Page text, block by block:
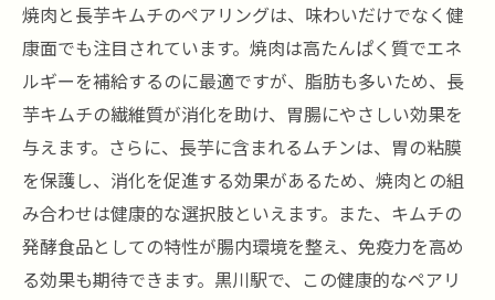
焼肉と長芋キムチのペアリングは、味わいだけでなく健
康面でも注目されています。焼肉は高たんぱく質でエネ
ルギーを補給するのに最適ですが、脂肪も多いため、長
芋キムチの繊維質が消化を助け、胃腸にやさしい効果を
与えます。さらに、長芋に含まれるムチンは、胃の粘膜
を保護し、消化を促進する効果があるため、焼肉との組
み合わせは健康的な選択肢といえます。また、キムチの
発酵食品としての特性が腸内環境を整え、免疫力を高め
る効果も期待できます。黒川駅で、この健康的なペアリ